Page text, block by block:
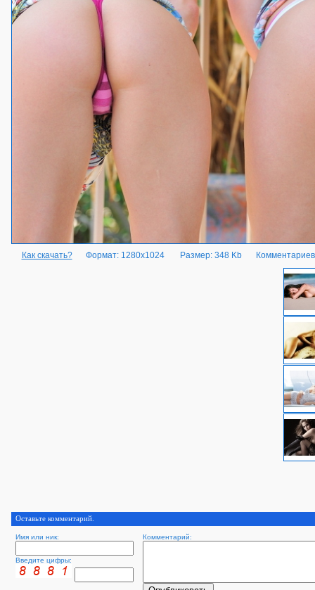
Как скачать? Формат: 1280x1024 Размер: 348 Kb
Оставьте комментарий.
Имя или ник: Комментарий:
Введите цифры: